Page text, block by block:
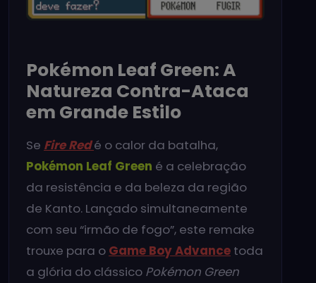
Pokémon Leaf Green: A
Natureza Contra-Ataca
em Grande Estilo
Se Fire Red é o calor da batalha,
Pokémon Leaf Green é a celebração
da resistência e da beleza da região
de Kanto. Lançado simultaneamente
com seu “irmão de fogo”, este remake
trouxe para o Game Boy Advance toda
a glória do clássico Pokémon Green